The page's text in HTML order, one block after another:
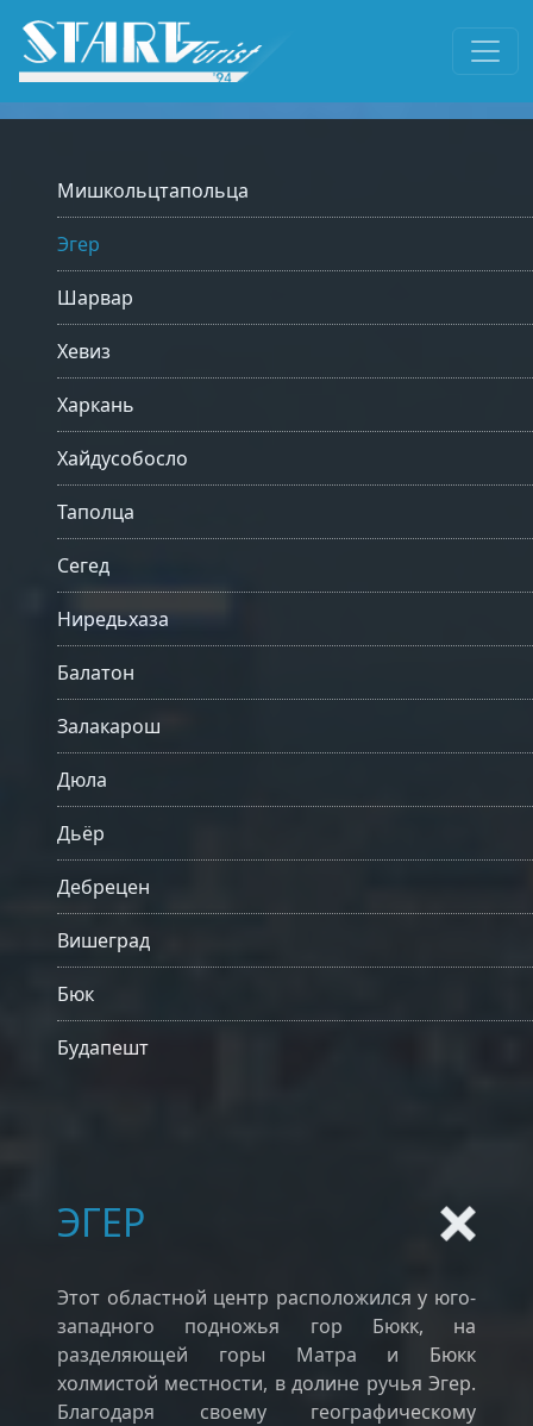
Мишкольцтапольца
Эгер
Шарвар
Хевиз
Харкань
Хайдусобосло
Таполца
Сегед
Ниредьхаза
Балатон
Залакарош
Дюла
Дьёр
Дебрецен
Вишеград
Бюк
Будапешт
ЭГЕР
Этот областной центр расположился у юго-
западного подножья гор Бюкк, на
разделяющей горы Матра и Бюкк
холмистой местности, в долине ручья Эгер.
Благодаря своему географическому